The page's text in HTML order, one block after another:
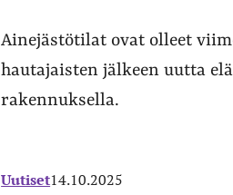
Ainejästötilat ovat olleet
hautajaisten jälkeen uutta
rakennuksella.
Uutiset14.10.2025